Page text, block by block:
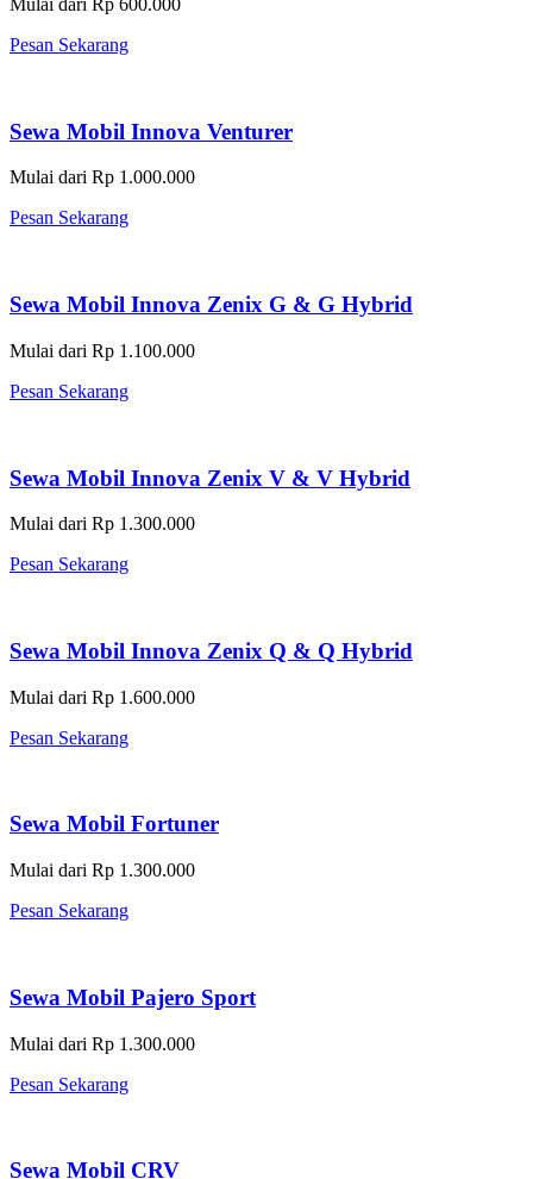
Mulai dari Rp 600.000
Pesan Sekarang
Sewa Mobil Innova Venturer
Mulai dari Rp 1.000.000
Pesan Sekarang
Sewa Mobil Innova Zenix G & G Hybrid
Mulai dari Rp 1.100.000
Pesan Sekarang
Sewa Mobil Innova Zenix V & V Hybrid
Mulai dari Rp 1.300.000
Pesan Sekarang
Sewa Mobil Innova Zenix Q & Q Hybrid
Mulai dari Rp 1.600.000
Pesan Sekarang
Sewa Mobil Fortuner
Mulai dari Rp 1.300.000
Pesan Sekarang
Sewa Mobil Pajero Sport
Mulai dari Rp 1.300.000
Pesan Sekarang
Sewa Mobil CRV